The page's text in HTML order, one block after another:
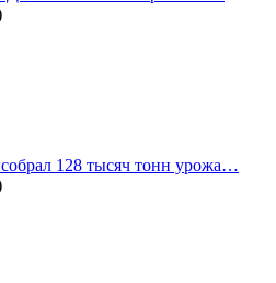
собрал 128 тысяч тонн урожа…